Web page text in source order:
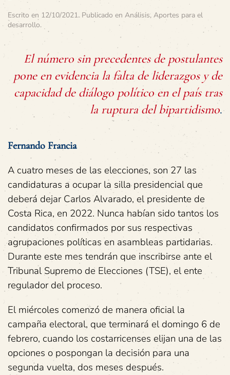
Escrito en 12/10/2021. Publicado en Análisis, Aportes para el
desarrollo.
El número sin precedentes de postulantes
pone en evidencia la falta de liderazgos y de
capacidad de diálogo político en el país tras
la ruptura del bipartidismo.
Fernando Francia
A cuatro meses de las elecciones, son 27 las
candidaturas a ocupar la silla presidencial que
deberá dejar Carlos Alvarado, el presidente de
Costa Rica, en 2022. Nunca habían sido tantos los
candidatos confirmados por sus respectivas
agrupaciones políticas en asambleas partidarias.
Durante este mes tendrán que inscribirse ante el
Tribunal Supremo de Elecciones (TSE), el ente
regulador del proceso.
El miércoles comenzó de manera oficial la
campaña electoral, que terminará el domingo 6 de
febrero, cuando los costarricenses elijan una de las
opciones o pospongan la decisión para una
segunda vuelta, dos meses después.